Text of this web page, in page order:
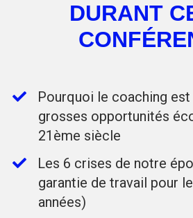
DURANT
Pourquoi le coaching est
grosses opportunités
21ème siècle​
​Les 6 crises de notre
garantie de travail pour
années)​